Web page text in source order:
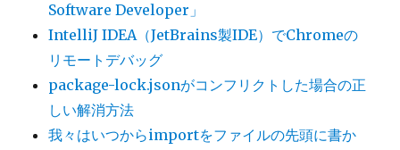
Software Developer」
IntelliJ IDEA（JetBrains製IDE）でChromeの
リモートデバッグ
package-lock.jsonがコンフリクトした場合の正
しい解消方法
我々はいつからimportをファイルの先頭に書か